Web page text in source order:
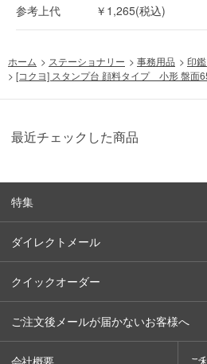
参考上代 ￥1,265(税込)
ホーム > ステーショナリー > 事務用品 > 印
> [コクヨ] スタンプ台 顔料タイプ 小形 盤
最近チェックした商品
特集
ダイレクトメール
クイックオーダー
ご注文後メールが届かないお客様へ
会社概要 ご